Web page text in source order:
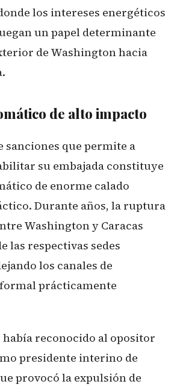
los intereses energéticos
un papel determinante
de Washington hacia
de alto impacto
sanciones que permite a
su embajada constituye
de enorme calado
Durante años, la ruptura
Washington y Caracas
las respectivas sedes
los canales de
prácticamente
había reconocido al opositor
presidente interino de
provocó la expulsión de